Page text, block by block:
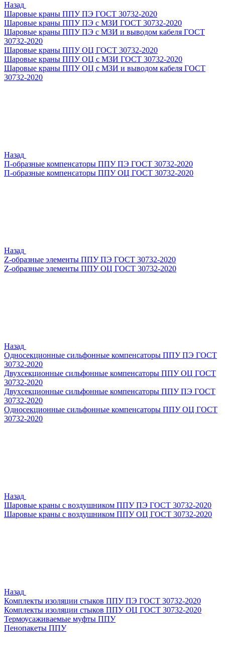
Назад
Шаровые краны ППУ ПЭ ГОСТ 30732-2020
Шаровые краны ППУ ПЭ с МЗИ ГОСТ 30732-2020
Шаровые краны ППУ ПЭ с МЗИ и выводом кабеля ГОСТ
30732-2020
Шаровые краны ППУ ОЦ ГОСТ 30732-2020
Шаровые краны ППУ ОЦ с МЗИ ГОСТ 30732-2020
Шаровые краны ППУ ОЦ с МЗИ и выводом кабеля ГОСТ
30732-2020
Назад
П-образные компенсаторы ППУ ПЭ ГОСТ 30732-2020
П-образные компенсаторы ППУ ОЦ ГОСТ 30732-2020
Назад
Z-образные элементы ППУ ПЭ ГОСТ 30732-2020
Z-образные элементы ППУ ОЦ ГОСТ 30732-2020
Назад
Односекционные сильфонные компенсаторы ППУ ПЭ ГОСТ
30732-2020
Двухсекционные сильфонные компенсаторы ППУ ОЦ ГОСТ
30732-2020
Двухсекционные сильфонные компенсаторы ППУ ПЭ ГОСТ
30732-2020
Односекционные сильфонные компенсаторы ППУ ОЦ ГОСТ
30732-2020
Назад
Шаровые краны с воздушником ППУ ПЭ ГОСТ 30732-2020
Шаровые краны с воздушником ППУ ОЦ ГОСТ 30732-2020
Назад
Комплекты изоляции стыков ППУ ПЭ ГОСТ 30732-2020
Комплекты изоляции стыков ППУ ОЦ ГОСТ 30732-2020
Термоусаживаемые муфты ППУ
Пенопакеты ППУ